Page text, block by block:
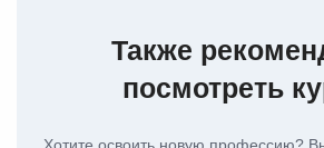
Также
посмотреть
Хотите освоить новую профессию?